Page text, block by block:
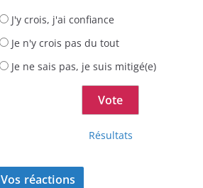
J'y crois, j'ai confiance
Je n'y crois pas du tout
Je ne sais pas, je suis mitigé(e)
Résultats
Vos réactions